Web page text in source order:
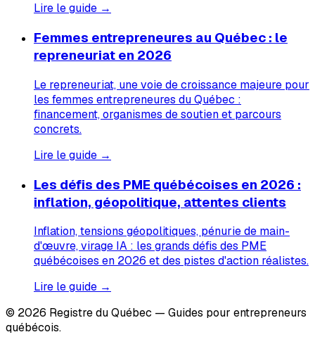
Lire le guide →
Femmes entrepreneures au Québec : le
repreneuriat en 2026
Le repreneuriat, une voie de croissance majeure pour
les femmes entrepreneures du Québec :
financement, organismes de soutien et parcours
concrets.
Lire le guide →
Les défis des PME québécoises en 2026 :
inflation, géopolitique, attentes clients
Inflation, tensions géopolitiques, pénurie de main-
d'œuvre, virage IA : les grands défis des PME
québécoises en 2026 et des pistes d'action réalistes.
Lire le guide →
© 2026 Registre du Québec — Guides pour entrepreneurs
québécois.